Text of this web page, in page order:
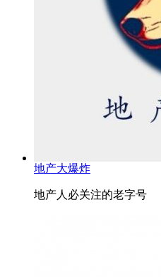
地产大爆炸
地产人必关注的老字号